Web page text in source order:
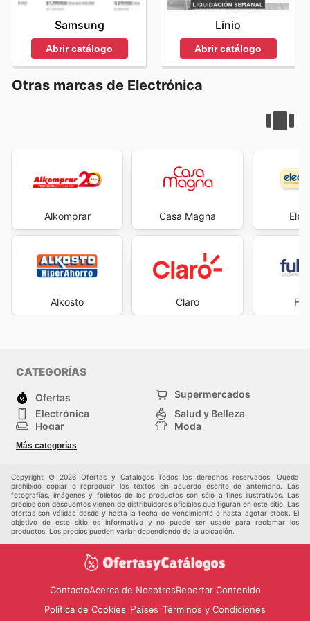
con frecuencia la página oficial de Casio en Colombia es
la mejor manera de descubrir nuevas promociones y
asegurarse de no perderse ninguna oferta exclusiva. ¡La
aventura de ahorrar con Casio nunca termina!
Samsung
Abrir catálogo
Linio
Abrir catálogo
Otras marcas de Electrónica
Alkomprar
Alkosto
Casa Magna
Claro
CATEGORÍAS
Ofertas
Supermercados
Electrónica
Salud y Belleza
Hogar
Moda
Herramientas y jardinería
Infancia
Más categorías
Copyright © 2026 Ofertas y Catalogos Todos los derechos reservados. Queda
prohibido copiar o reproducir los textos sin acuerdo escrito de antemano. Las
fotografías, imágenes y folletos de los productos son sólo a fines ilustrativos. Las
precios con descuentos vienen de distribuidores oficiales que figuran en este sitio. Las
ofertas son válidas desde y hasta la fecha de vencimiento o hasta agotar stock. El
objetivo de este sitio es informativo y no puede ser usado para reclamar los
productos. Los precios pueden variar dependiendo de la ubicación.
ContactoAcerca de NosotrosReportar Contenido
Política de Cookies Países Términos y Condiciones